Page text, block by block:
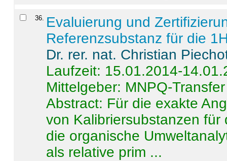
36. Evaluierung und
Referenzsubstanz für die
Dr. rer. nat. Christian
Laufzeit: 15.01.2014-
Mittelgeber: MNPQ-Transfer
Abstract: Für die exakte
von Kalibriersubstanzen
die organische
als relative prim ...